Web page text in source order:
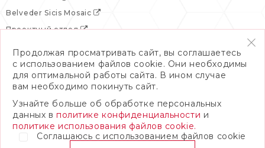
Belveder Sicis Mosaic
Проектный отдел
© 2026 БельведерПолитика конфиденциальности
Продолжая просматривать сайт, вы соглашаетесь
с использованием файлов cookie. Они необходимы
для оптимальной работы сайта. В ином случае
вам необходимо покинуть сайт.
Узнайте больше об обработке персональных
данных вполитике конфиденциальности и
политике использования файлов cookie.
Соглашаюсь с использованием файлов cookie